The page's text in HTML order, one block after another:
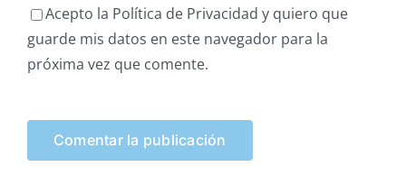
Acepto la Política de Privacidad y quiero que
guarde mis datos en este navegador para la
próxima vez que comente.